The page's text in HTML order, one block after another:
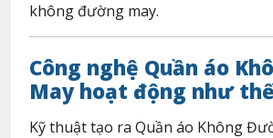
không đường may.
Công nghệ Quần áo
May hoạt động như
Kỹ thuật tạo ra Quần áo Không